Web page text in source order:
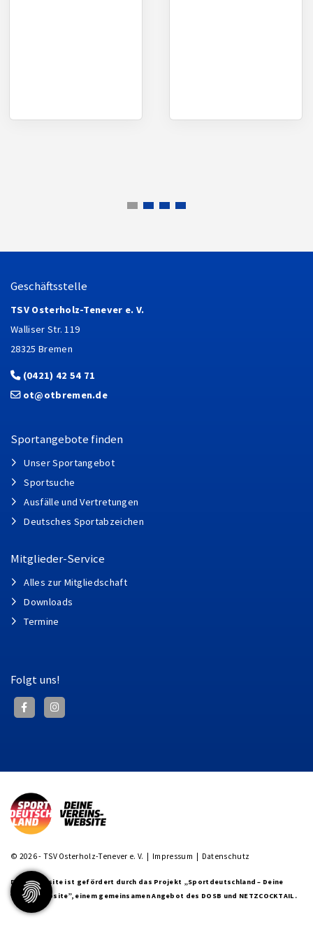
Geschäftsstelle
TSV Osterholz-Tenever e. V.
Walliser Str. 119
28325 Bremen
(0421) 42 54 71
ot@otbremen.de
Sportangebote finden
Unser Sportangebot
Sportsuche
Ausfälle und Vertretungen
Deutsches Sportabzeichen
Mitglieder-Service
Alles zur Mitgliedschaft
Downloads
Termine
Folgt uns!
© 2026 - TSV Osterholz-Tenever e. V. | Impressum Datenschutz
Diese Website ist gefördert durch das Projekt „Sportdeutschland – Deine
Vereinswebsite”, einem gemeinsamen Angebot des DOSB und NETZCOCKTAIL.